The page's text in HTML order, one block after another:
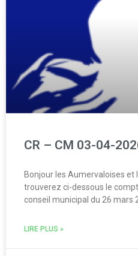
CR – CM 03-04-
Bonjour les Aumervaloises et
trouverez ci-dessous le
conseil municipal du 26 mars
LIRE PLUS »